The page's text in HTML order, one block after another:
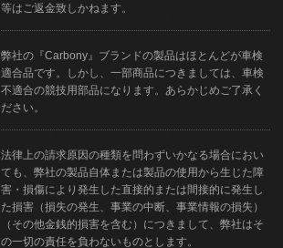
等はご返金致しかねます。
弊社の『Carbony』ブランドの製品はほとんどが車検
適合品です。しかし、一部商品につきましては、車検
不適合の競技用部品になります。あらかじめご了承く
ださい。
法律上の請求原因の種類を問わずいかなる場合におい
ても、弊社の製品自体または製品の使用から生じた障
害・損傷により発生した直接的または間接的に発生し
た損害（損失の発生、事業の中断、事業情報の損失）
（その他金銭的損害を含む）につきまして、弊社はそ
の一切の責任を負わないものとします。